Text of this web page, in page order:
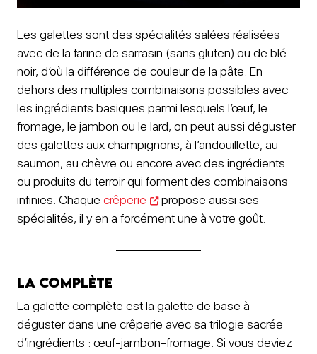
Les galettes sont des spécialités salées réalisées
avec de la farine de sarrasin (sans gluten) ou de blé
noir, d’où la différence de couleur de la pâte. En
dehors des multiples combinaisons possibles avec
les ingrédients basiques parmi lesquels l’œuf, le
fromage, le jambon ou le lard, on peut aussi déguster
des galettes aux champignons, à l’andouillette, au
saumon, au chèvre ou encore avec des ingrédients
ou produits du terroir qui forment des combinaisons
infinies. Chaque crêperie
propose aussi ses
spécialités, il y en a forcément une à votre goût.
La complète
La galette complète est la galette de base à
déguster dans une crêperie avec sa trilogie sacrée
d’ingrédients : œuf-jambon-fromage. Si vous deviez